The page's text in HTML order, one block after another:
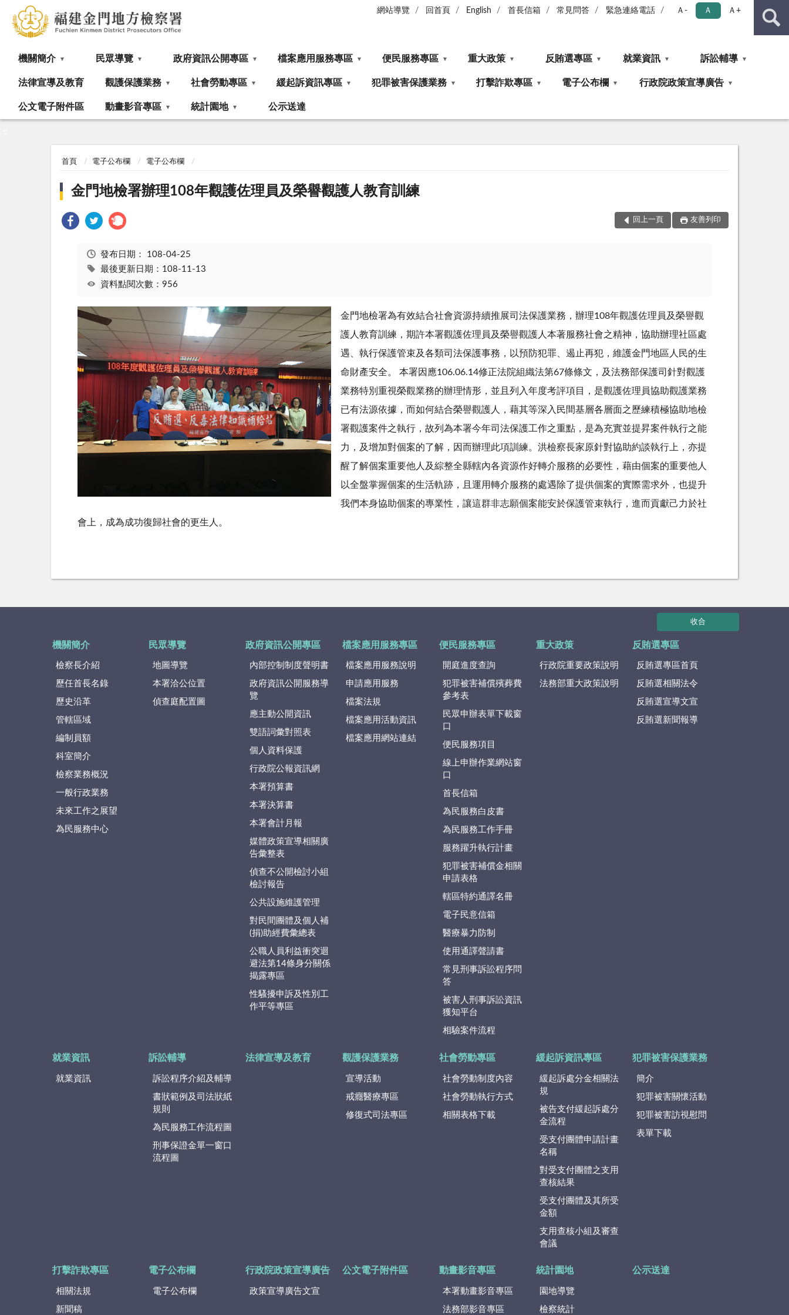
網站導覽 回首頁 English 首長信箱 常見問答 緊急連絡電話 Ａ- Ａ Ａ+
機關簡介 民眾導覽 政府資訊公開專區 檔案應用服務專區 便民服務專區 重大政策 反賄選專區 就業資訊 訴訟輔導
法律宣導及教育 觀護保護業務 社會勞動專區 緩起訴資訊專區 犯罪被害保護業務 打擊詐欺專區 電子公布欄 行政院政策宣導廣告
公文電子附件區 動畫影音專區 統計園地 公示送達
首頁 電子公布欄 電子公布欄
金門地檢署辦理108年觀護佐理員及榮譽觀護人教育訓練
回上一頁 友善列印
發布日期： 108-04-25
最後更新日期：108-11-13
資料點閱次數：956
金門地檢署為有效結合社會資源持續推展司法保護業務，辦理108年觀護佐理員及榮譽觀
護人教育訓練，期許本署觀護佐理員及榮譽觀護人本著服務社會之精神，協助辦理社區處
遇、執行保護管束及各類司法保護事務，以預防犯罪、遏止再犯，維護金門地區人民的生
命財產安全。 本署因應106.06.14修正法院組織法第67條條文，及法務部保護司針對觀護
業務特別重視榮觀業務的辦理情形，並且列入年度考評項目，是觀護佐理員協助觀護業務
已有法源依據，而如何結合榮譽觀護人，藉其等深入民間基層各層面之歷練積極協助地檢
署觀護案件之執行，故列為本署今年司法保護工作之重點，是為充實並提昇案件執行之能
力，及增加對個案的了解，因而辦理此項訓練。洪檢察長家原針對協助約談執行上，亦提
醒了解個案重要他人及綜整全縣轄內各資源作好轉介服務的必要性，藉由個案的重要他人
以全盤掌握個案的生活軌跡，且運用轉介服務的處遇除了提供個案的實際需求外，也提升
我們本身協助個案的專業性，讓這群非志願個案能安於保護管束執行，進而貢獻己力於社
會上，成為成功復歸社會的更生人。
收合
機關簡介
檢察長介紹
歷任首長名錄
歷史沿革
管轄區域
編制員額
科室簡介
檢察業務概況
一般行政業務
未來工作之展望
為民服務中心
民眾導覽
地圖導覽
本署洽公位置
偵查庭配置圖
政府資訊公開專區
內部控制制度聲明書
政府資訊公開服務導
覽
應主動公開資訊
雙語詞彙對照表
個人資料保護
行政院公報資訊網
本署預算書
本署決算書
本署會計月報
媒體政策宣導相關廣
告彙整表
偵查不公開檢討小組
檢討報告
公共設施維護管理
對民間團體及個人補
(捐)助經費彙總表
公職人員利益衝突迴
避法第14條身分關係
揭露專區
性騷擾申訴及性別工
作平等專區
檔案應用服務專區
檔案應用服務說明
申請應用服務
檔案法規
檔案應用活動資訊
檔案應用網站連結
便民服務專區
開庭進度查詢
犯罪被害補償殯葬費
參考表
民眾申辦表單下載窗
口
便民服務項目
線上申辦作業網站窗
口
首長信箱
為民服務白皮書
為民服務工作手冊
服務躍升執行計畫
犯罪被害補償金相關
申請表格
轄區特約通譯名冊
電子民意信箱
醫療暴力防制
使用通譯聲請書
常見刑事訴訟程序問
答
被害人刑事訴訟資訊
獲知平台
相驗案件流程
重大政策
行政院重要政策說明
法務部重大政策說明
反賄選專區
反賄選專區首頁
反賄選相關法令
反賄選宣導文宣
反賄選新聞報導
就業資訊
就業資訊
訴訟輔導
訴訟程序介紹及輔導
書狀範例及司法狀紙
規則
為民服務工作流程圖
刑事保證金單一窗口
流程圖
法律宣導及教育 觀護保護業務
宣導活動
戒癮醫療專區
修復式司法專區
社會勞動專區
社會勞動制度內容
社會勞動執行方式
相關表格下載
緩起訴資訊專區
緩起訴處分金相關法
規
被告支付緩起訴處分
金流程
受支付團體申請計畫
名稱
對受支付團體之支用
查核結果
受支付團體及其所受
金額
支用查核小組及審查
會議
犯罪被害保護業務
簡介
犯罪被害關懷活動
犯罪被害訪視慰問
表單下載
打擊詐欺專區
相關法規
新聞稿
電子公布欄
電子公布欄
行政院政策宣導廣告
政策宣導廣告文宣
公文電子附件區 動畫影音專區
本署動畫影音專區
法務部影音專區
統計園地
園地導覽
檢察統計
公示送達